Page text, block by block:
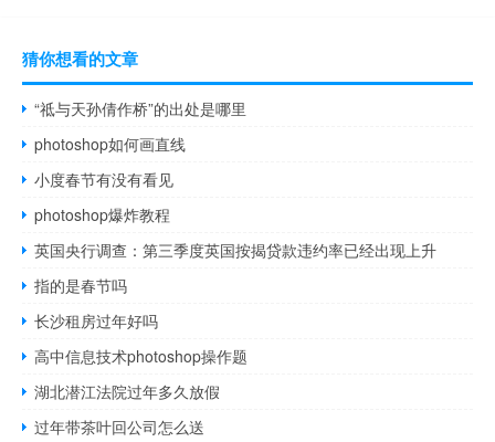
猜你想看的文章
“祗与天孙倩作桥”的出处是哪里
photoshop如何画直线
小度春节有没有看见
photoshop爆炸教程
英国央行调查：第三季度英国按揭贷款违约率已经出现上升
指的是春节吗
长沙租房过年好吗
高中信息技术photoshop操作题
湖北潜江法院过年多久放假
过年带茶叶回公司怎么送